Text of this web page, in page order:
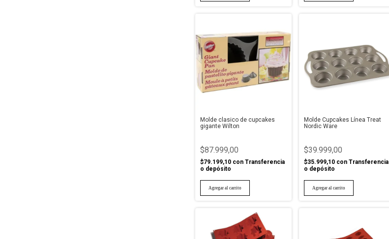
Molde clasico de cupcakes
gigante Wilton
$87.999,00
$79.199,10 con Transferencia
o depósito
Molde Cupcakes Línea Treat
Nordic Ware
$39.999,00
$35.999,10 con Transferencia
o depósito